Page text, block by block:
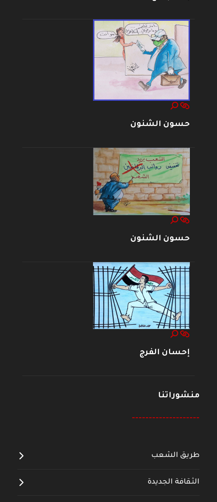
حسون الشنون
حسون الشنون
إحسان الفرج
منشوراتنا
--------------------
طريق الشعب
الثقافة الجديدة